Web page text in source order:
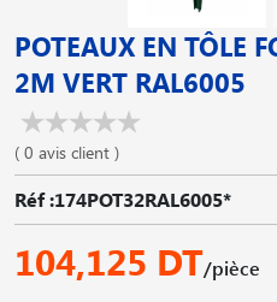
POTEAUX EN TÔLE
2M VERT RAL6005
( 0 avis client )
Réf :174POT32RAL6005*
104,125 DT/pièce